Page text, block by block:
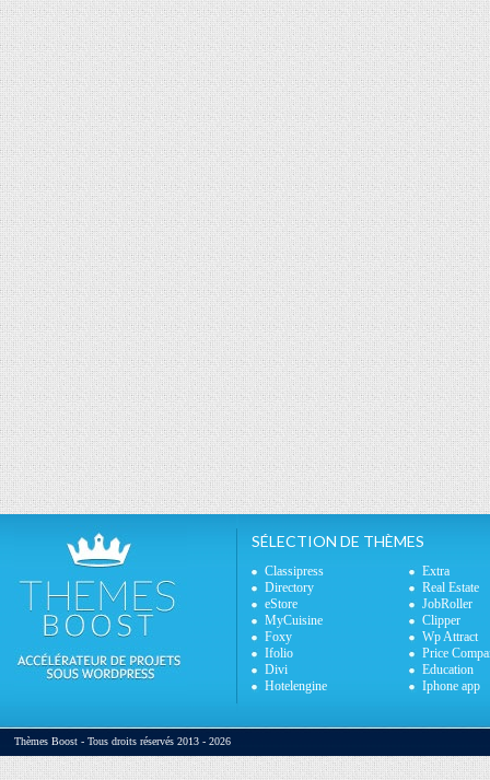
SÉLECTION DE THÈMES
Classipress
Extra
Directory
Real Estate
eStore
JobRoller
MyCuisine
Clipper
Foxy
Wp Attract
Ifolio
Price
Divi
Education
Hotelengine
Iphone app
Thèmes Boost - Tous droits réservés 2013 - 2026